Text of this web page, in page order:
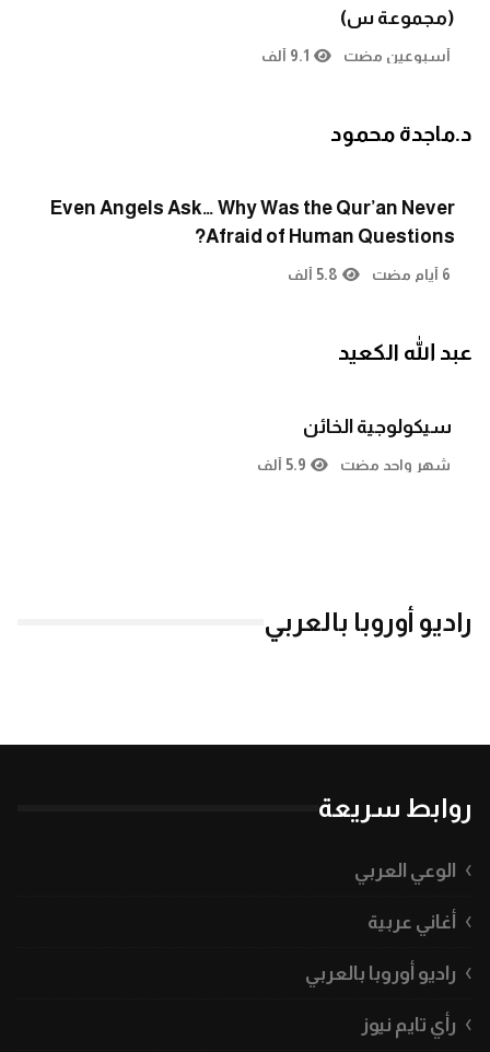
(مجموعة س)
أسبوعين مضت 9.1 ألف
د.ماجدة محمود
Even Angels Ask… Why Was the Qur’an Never
Afraid of Human Questions?
6 أيام مضت 5.8 ألف
عبد الله الكعيد
سيكولوجية الخائن
شهر واحد مضت 5.9 ألف
راديو أوروبا بالعربي
روابط سريعة
الوعي العربي
أغاني عربية
راديو أوروبا بالعربي
رأي تايم نيوز